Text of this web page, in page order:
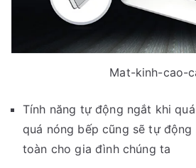
Mat-kinh-cao-
Tính năng tự động ngắt khi
quá nóng bếp cũng sẽ tự
toàn cho gia đình chúng ta